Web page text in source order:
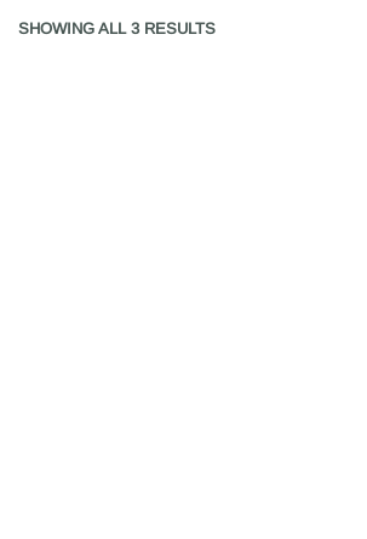
SHOWING ALL 3 RESULTS